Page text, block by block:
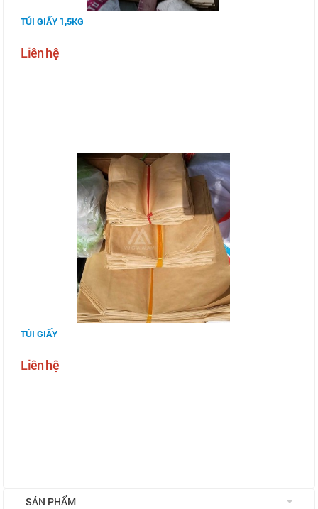
TÚI GIẤY 1,5KG
Liên hệ
TÚI GIẤY
Liên hệ
SẢN PHẨM